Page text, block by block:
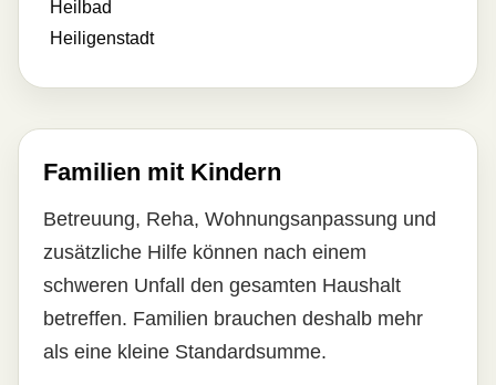
Familien mit Kindern
Betreuung, Reha, Wohnungsanpassung und
zusätzliche Hilfe können nach einem
schweren Unfall den gesamten Haushalt
betreffen. Familien brauchen deshalb mehr
als eine kleine Standardsumme.